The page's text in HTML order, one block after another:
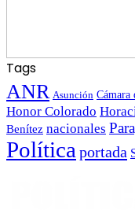
Tags
ANR Asunción Cámara
Honor Colorado
Benítez nacionales
Política portada